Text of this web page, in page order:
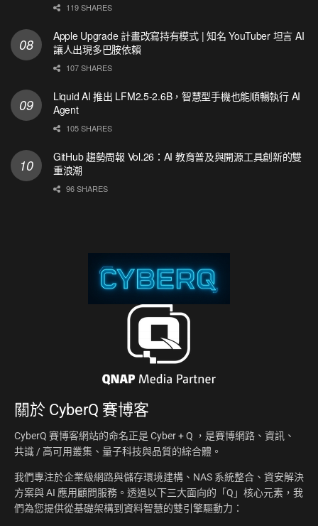
119 SHARES
Apple Upgrade 計畫改寫持有模式 | 知名 YouTuber 坦言 AI
讓人出現多巴胺依賴
107 SHARES
Liquid AI 推出 LFM2.5-2.6B，智慧型手機也能順暢執行 AI
Agent
105 SHARES
GitHub 趨勢周報 Vol.26：AI 教育普及與開源工具創新的雙
重浪潮
96 SHARES
關於 CyberQ 賽博客
CyberQ 賽博客網站的命名正是 Cyber + Q ，是賽博網路、資訊、
共識 / 高可用叢集、量子科技與品質的綜合體。
我們專注於企業級網路與儲存環境建構、NAS 系統整合、資安解決
方案與 AI 應用顧問服務。透過以下三大面向的「Q」核心元素，我
們為您提供從基礎架構到資料智慧的雙引擎驅動力：